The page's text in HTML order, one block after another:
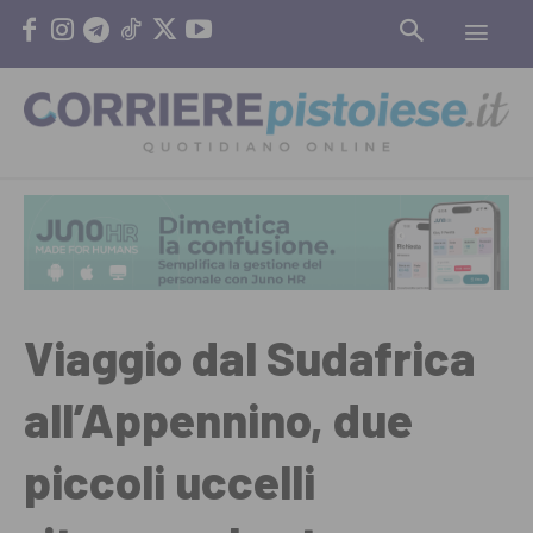
Viaggio dal Sudafrica
all’Appennino, due
piccoli uccelli